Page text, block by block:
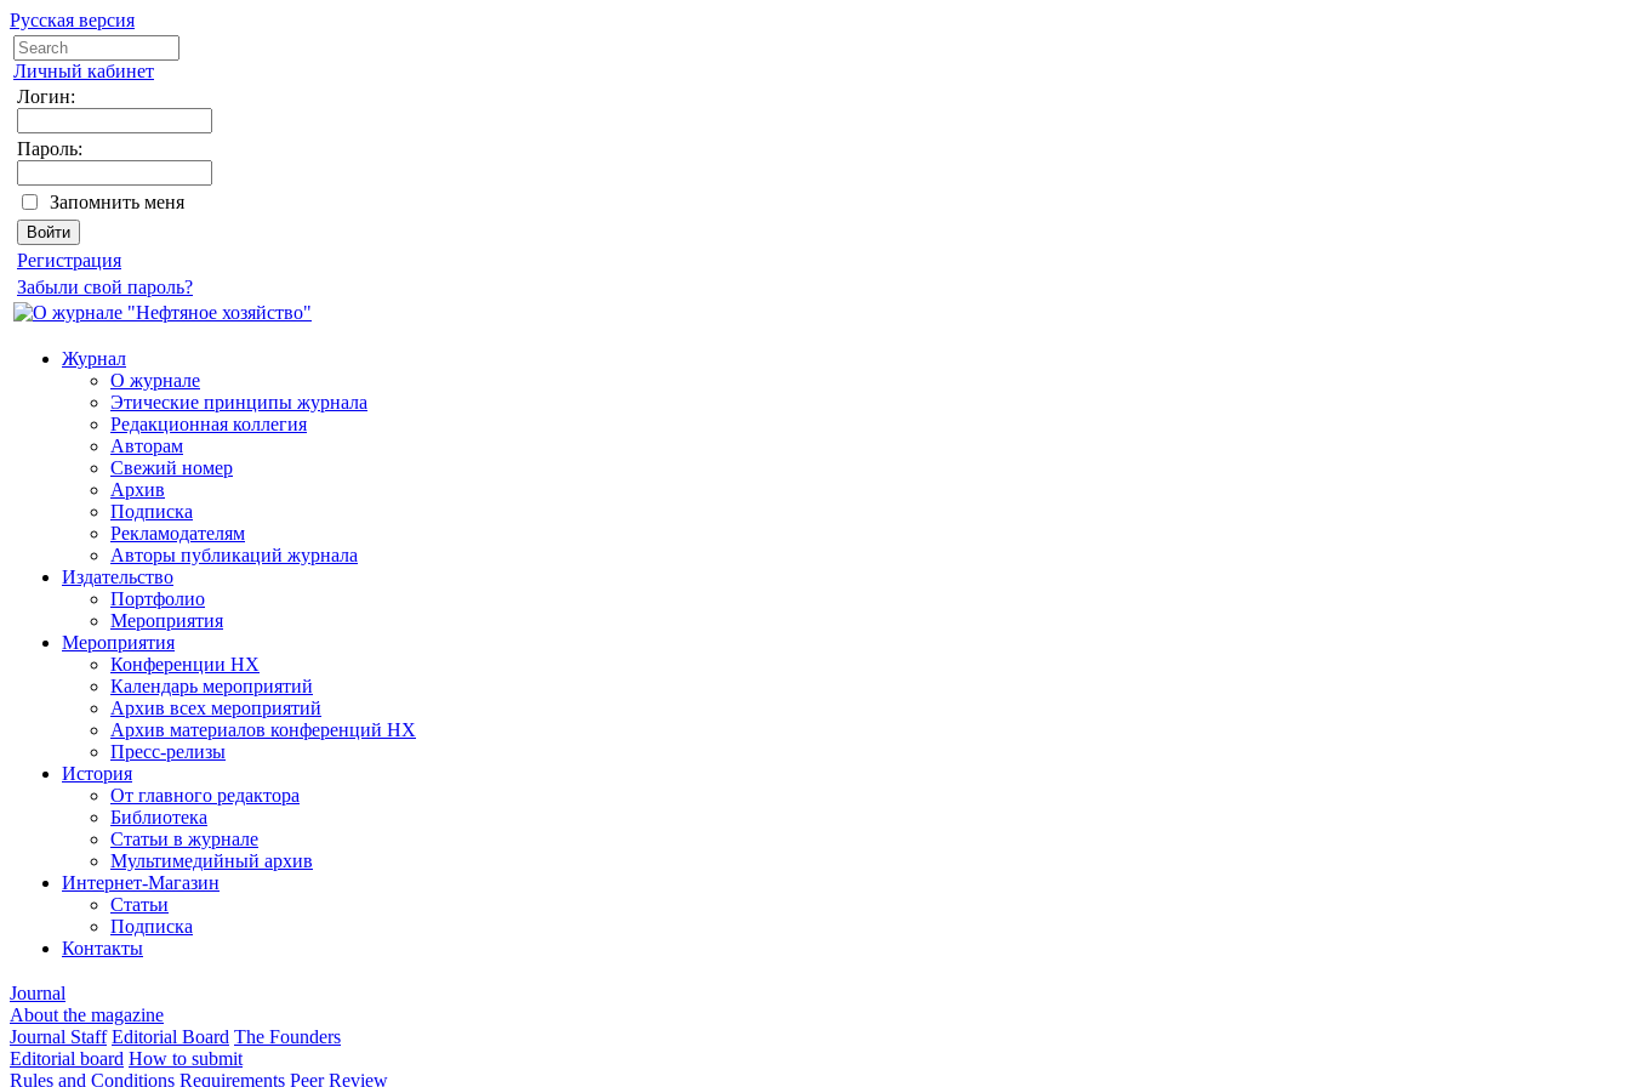
Русская версия
Личный кабинет
Логин:
Пароль:
Запомнить меня
Регистрация
Забыли свой пароль?
Журнал
О журнале
Этические принципы журнала
Редакционная коллегия
Авторам
Свежий номер
Архив
Подписка
Рекламодателям
Авторы публикаций журнала
Издательство
Портфолио
Мероприятия
Мероприятия
Конференции НХ
Календарь мероприятий
Архив всех мероприятий
Архив материалов конференций НХ
Пресс-релизы
История
От главного редактора
Библиотека
Статьи в журнале
Мультимедийный архив
Интернет-Магазин
Статьи
Подписка
Контакты
Journal
About the magazine
Journal Staff Editorial Board The Founders
Editorial board How to submit
Rules and Conditions Requirements Peer Review